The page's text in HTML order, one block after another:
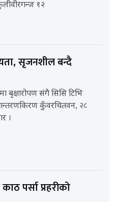
१२
सृजनशील बन्दै
बृक्षारोपण संगै सिसि टिभि
कुँवरचितवन, २८
।
पर्सा प्रहरीको